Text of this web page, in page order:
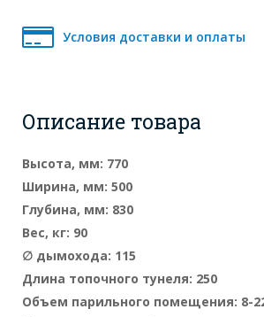
Условия доставки и оплаты
Описание товара
Высота, мм: 770
Ширина, мм: 500
Глубина, мм: 830
Вес, кг: 90
∅ дымохода: 115
Длина топочного тунеля: 250
Объем парильного помещения: 8-